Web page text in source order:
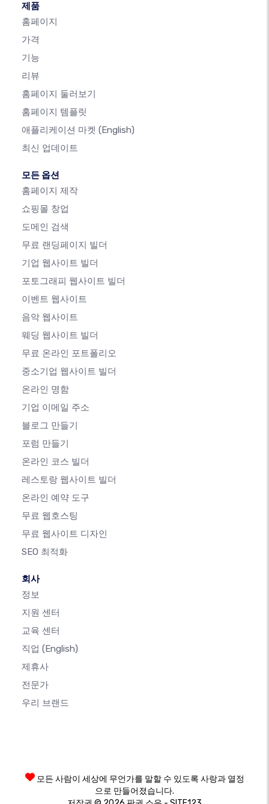
제품
홈페이지
가격
기능
리뷰
홈페이지 둘러보기
홈페이지 템플릿
애플리케이션 마켓 (English)
최신 업데이트
모든 옵션
홈페이지 제작
쇼핑몰 창업
도메인 검색
무료 랜딩페이지 빌더
기업 웹사이트 빌더
포토그래피 웹사이트 빌더
이벤트 웹사이트
음악 웹사이트
웨딩 웹사이트 빌더
무료 온라인 포트폴리오
중소기업 웹사이트 빌더
온라인 명함
기업 이메일 주소
블로그 만들기
포럼 만들기
온라인 코스 빌더
레스토랑 웹사이트 빌더
온라인 예약 도구
무료 웹호스팅
무료 웹사이트 디자인
SEO 최적화
회사
정보
지원 센터
교육 센터
직업 (English)
제휴사
전문가
우리 브랜드
모든 사람이 세상에 무언가를 말할 수 있도록 사랑과 열정
으로 만들어졌습니다.